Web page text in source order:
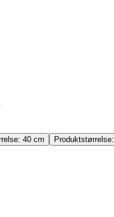
40 cm Produktstørrelse: